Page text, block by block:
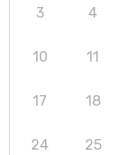
3 4
10 11
17 18
24 25